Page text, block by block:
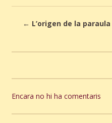
← L’origen de la
Encara no hi ha comentaris